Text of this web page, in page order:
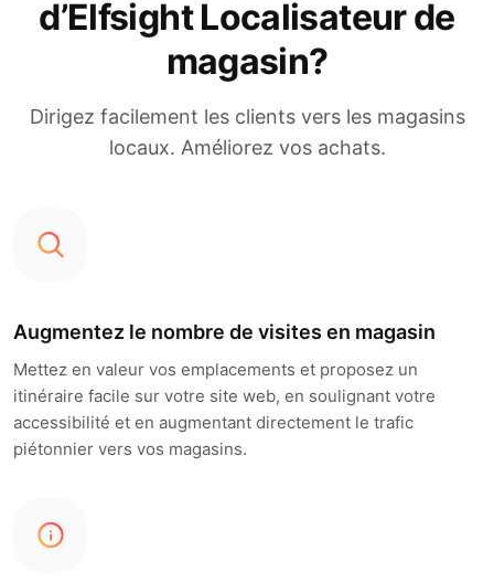
d’Elfsight Localisateur de
magasin?
Dirigez facilement les clients vers les magasins
locaux. Améliorez vos achats.
Augmentez le nombre de visites en magasin
Mettez en valeur vos emplacements et proposez un
itinéraire facile sur votre site web, en soulignant votre
accessibilité et en augmentant directement le trafic
piétonnier vers vos magasins.